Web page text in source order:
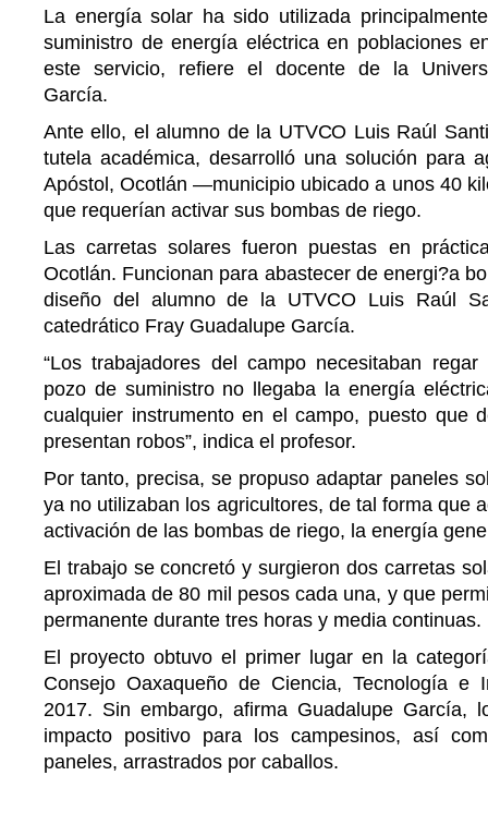
La energía solar ha sido utilizada
suministro de energía eléctrica en poblaciones
este servicio, refiere el docente de la
García.
Ante ello, el alumno de la UTVCO Luis Raúl
tutela académica, desarrolló una solución para
Apóstol, Ocotlán —municipio ubicado a unos 40
que requerían activar sus bombas de riego.
Las carretas solares fueron puestas en
Ocotlán. Funcionan para abastecer de energi?a
diseño del alumno de la UTVCO Luis Raúl
catedrático Fray Guadalupe García.
“Los trabajadores del campo necesitaban
pozo de suministro no llegaba la energía
cualquier instrumento en el campo, puesto que
presentan robos”, indica el profesor.
Por tanto, precisa, se propuso adaptar paneles
ya no utilizaban los agricultores, de tal forma que
activación de las bombas de riego, la energía
El trabajo se concretó y surgieron dos carretas
aproximada de 80 mil pesos cada una, y que
permanente durante tres horas y media continuas.
El proyecto obtuvo el primer lugar en la
Consejo Oaxaqueño de Ciencia, Tecnología e
2017. Sin embargo, afirma Guadalupe García,
impacto positivo para los campesinos, así
paneles, arrastrados por caballos.